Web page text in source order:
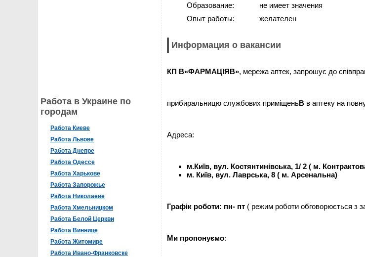
Работа в Украине по
городам
Работа Киеве
Работа Львове
Работа Днепре
Работа Одессе
Работа Харькове
Работа Запорожье
Работа Николаеве
Работа Хмельницком
Работа Белой Церкви
Работа Виннице
Работа Житомире
Работа Ивано-Франковске
Образование:
Опыт работы:
не имеет значения
желателен
Информация о вакансии
КП В«ФАРМАЦІЯВ», мережа аптек, запрошує до
прибиральницю службових приміщеньВ в аптеку на
Адреса:
м.Київ, вул. Костянтинівська, 1/ 2 ( м.
м. Київ, вул. Лаврська, 8 ( м. Арсенальна)
Графік роботи: пн- пт ( режим роботи обговорюється з
Ми пропонуємо: